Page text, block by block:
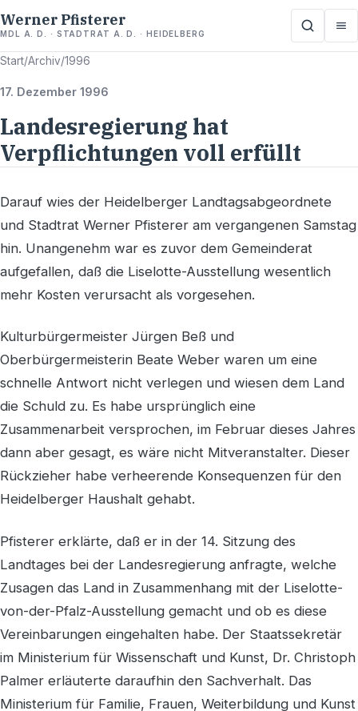
Werner Pfisterer
MDL A. D. · STADTRAT A. D. · HEIDELBERG
Start/Archiv/1996
17. Dezember 1996
Landesregierung hat
Verpflichtungen voll erfüllt
Darauf wies der Heidelberger Landtagsabgeordnete
und Stadtrat Werner Pfisterer am vergangenen Samstag
hin. Unangenehm war es zuvor dem Gemeinderat
aufgefallen, daß die Liselotte-Ausstellung wesentlich
mehr Kosten verursacht als vorgesehen.
Kulturbürgermeister Jürgen Beß und
Oberbürgermeisterin Beate Weber waren um eine
schnelle Antwort nicht verlegen und wiesen dem Land
die Schuld zu. Es habe ursprünglich eine
Zusammenarbeit versprochen, im Februar dieses Jahres
dann aber gesagt, es wäre nicht Mitveranstalter. Dieser
Rückzieher habe verheerende Konsequenzen für den
Heidelberger Haushalt gehabt.
Pfisterer erklärte, daß er in der 14. Sitzung des
Landtages bei der Landesregierung anfragte, welche
Zusagen das Land in Zusammenhang mit der Liselotte-
von-der-Pfalz-Ausstellung gemacht und ob es diese
Vereinbarungen eingehalten habe. Der Staatssekretär
im Ministerium für Wissenschaft und Kunst, Dr. Christoph
Palmer erläuterte daraufhin den Sachverhalt. Das
Ministerium für Familie, Frauen, Weiterbildung und Kunst